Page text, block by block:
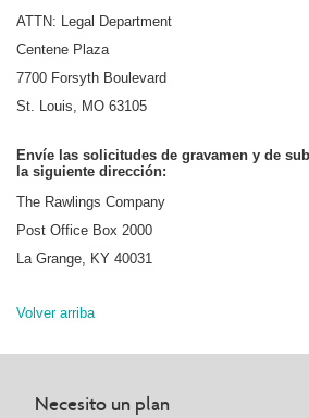
ATTN: Legal Department
Centene Plaza
7700 Forsyth Boulevard
St. Louis, MO 63105
Envíe las solicitudes de gravamen y de
la siguiente dirección:
The Rawlings Company
Post Office Box 2000
La Grange, KY 40031
Volver arriba
Necesito un plan